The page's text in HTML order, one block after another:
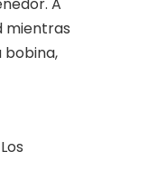
mientras
bobina,